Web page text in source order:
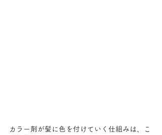
カラー剤が髪に色を付けていく仕組みは、こ